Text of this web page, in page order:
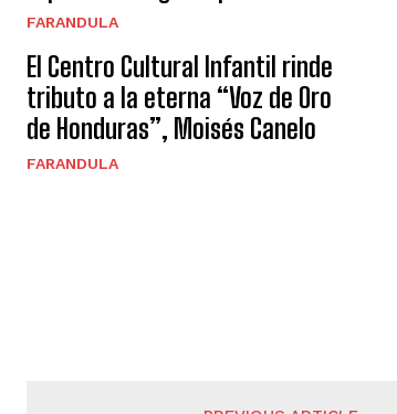
FARANDULA
El Centro Cultural Infantil rinde
tributo a la eterna “Voz de Oro
de Honduras”, Moisés Canelo
FARANDULA